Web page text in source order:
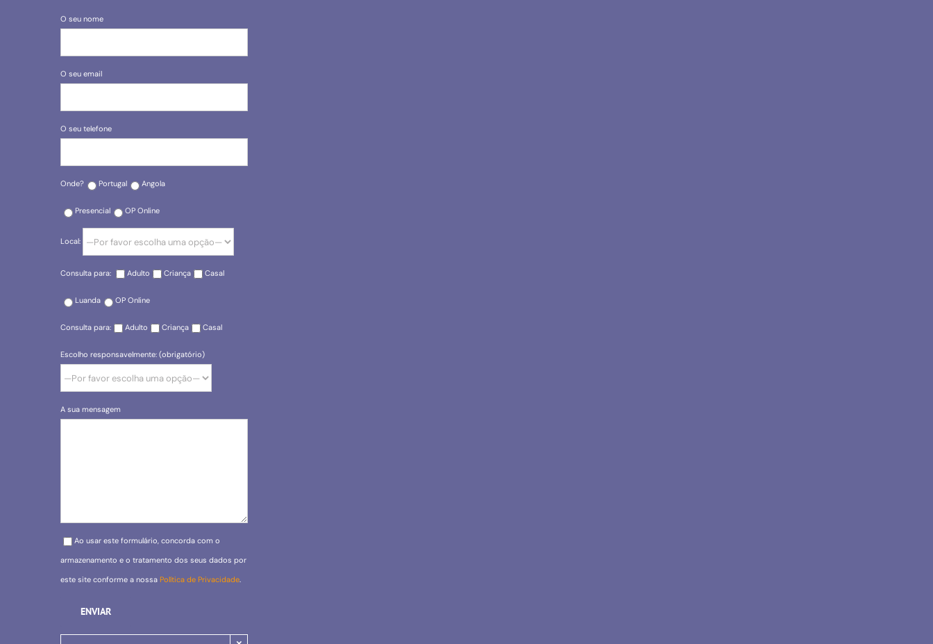
O seu nome
O seu email
O seu telefone
Onde? Portugal Angola
Presencial OP Online
Local:
Consulta para: Adulto Criança Casal
Luanda OP Online
Consulta para: Adulto Criança Casal
Escolho responsavelmente: (obrigatório)
A sua mensagem
Please leave this field empty.
Ao usar este formulário, concorda com o
armazenamento e o tratamento dos seus dados por
este site conforme a nossa Política de Privacidade.